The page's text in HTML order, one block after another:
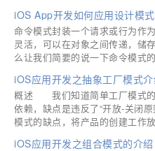
iOS App开发如何应用设计模
命令模式封装一个请求或行为作
灵活，可以在对象之间传递，储
么让我们简要的说一下命令模式
iOS应用开发之抽象工厂模式介
概述 我们知道简单工厂模式的
依赖，缺点是违反了“开放-关闭
模式的缺点，将产品的创建工作
iOS应用开发之组合模式的介绍